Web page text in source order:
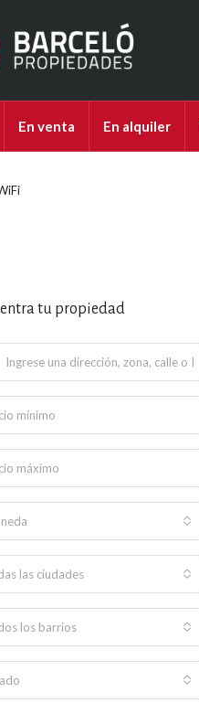
En venta En alquiler
tu propiedad
las ciudades
los barrios